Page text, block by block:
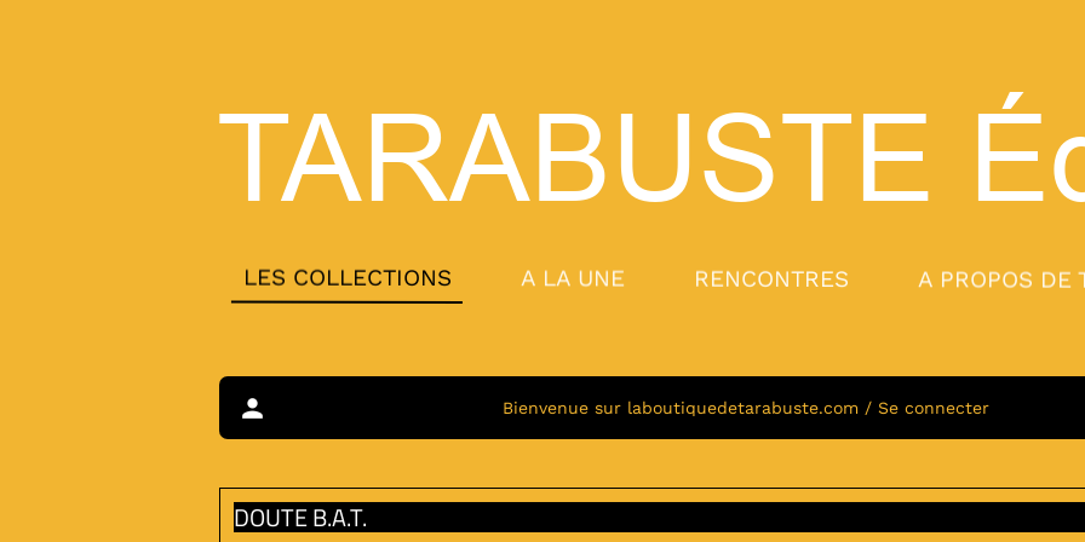
LES COLLECTIONS A LA UNE RENCONTRES A PROPOS DE
TARABUSTE
person Bienvenue sur laboutiquedetarabuste.com / Se connecter
DOUTE B.A.T.